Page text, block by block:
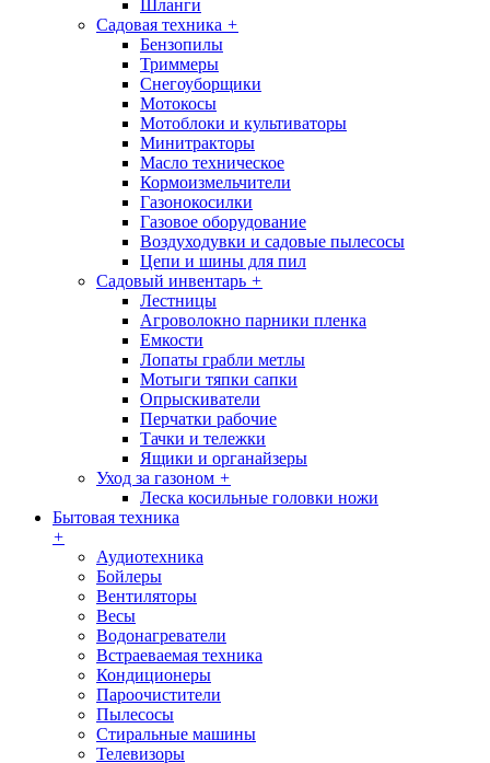
Шланги
Садовая техника +
Бензопилы
Триммеры
Снегоуборщики
Мотокосы
Мотоблоки и культиваторы
Минитракторы
Масло техническое
Кормоизмельчители
Газонокосилки
Газовое оборудование
Воздуходувки и садовые пылесосы
Цепи и шины для пил
Садовый инвентарь +
Лестницы
Агроволокно парники пленка
Емкости
Лопаты грабли метлы
Мотыги тяпки сапки
Опрыскиватели
Перчатки рабочие
Тачки и тележки
Ящики и органайзеры
Уход за газоном +
Леска косильные головки ножи
Бытовая техника
+
Аудиотехника
Бойлеры
Вентиляторы
Весы
Водонагреватели
Встраеваемая техника
Кондиционеры
Пароочистители
Пылесосы
Стиральные машины
Телевизоры